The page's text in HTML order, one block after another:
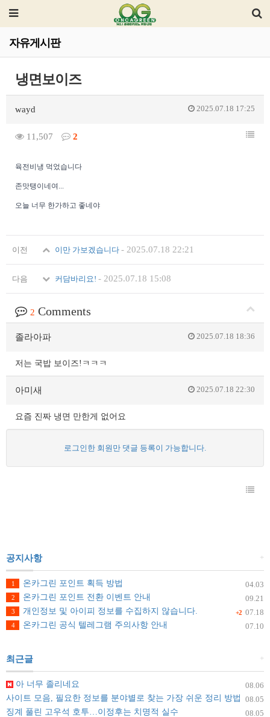
자유게시판
냉면보이즈
wayd 2025.07.18 17:25
11,507 2
육전비냉 먹었습니다
존맛탱이네여...
오늘 너무 한가하고 좋네야
이전 이만 가보겠습니다 - 2025.07.18 22:21
다음 커담바리요! - 2025.07.18 15:08
2 Comments
졸라아파 2025.07.18 18:36
저는 국밥 보이즈!ㅋㅋㅋ
아미새 2025.07.18 22:30
요즘 진짜 냉면 만한게 없어요
로그인한 회원만 댓글 등록이 가능합니다.
+
공지사항
04.03
1
온카그린 포인트 획득 방법
09.21
2 온카그린 포인트 전환 이벤트 안내
+2 07.18
3
개인정보 및 아이피 정보를 수집하지 않습니다.
07.10
4 온카그린 공식 텔레그램 주의사항 안내
+
최근글
08.06
아 너무 졸리네요
08.05
사이트 모음, 필요한 정보를 분야별로 찾는 가장 쉬운 정리 방법
08.05
징계 풀린 고우석 호투…이정후는 치명적 실수